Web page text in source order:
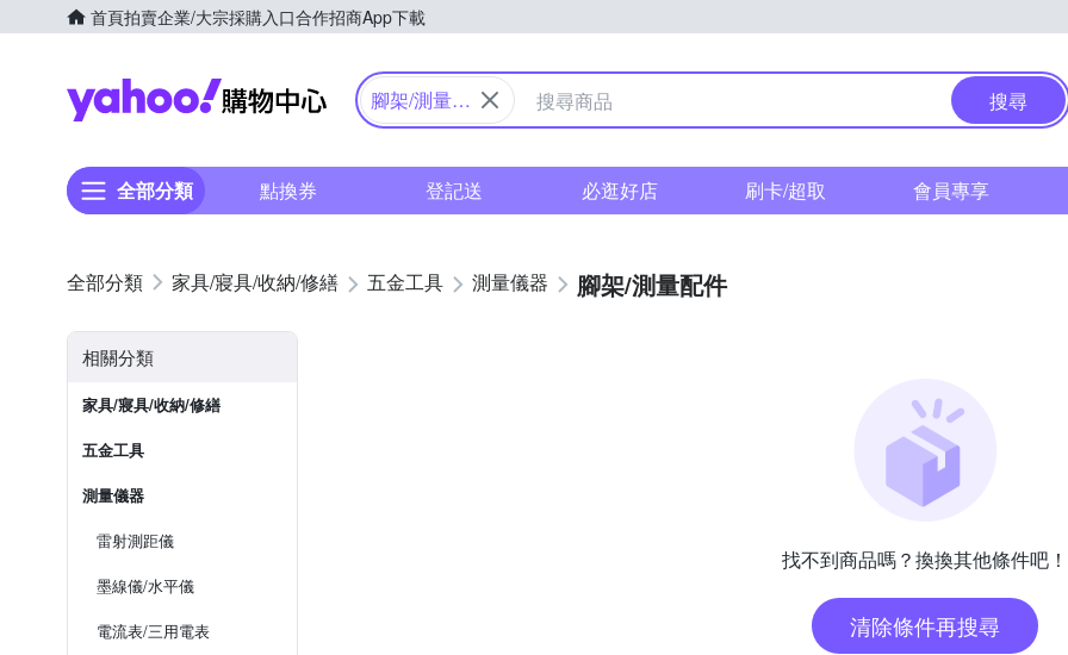
首頁拍賣企業/大宗採購入口合作招商App下載
Yahoo購物中心
腳架/測量配
搜尋
全部分類 點換券 登記送 必逛好店 刷卡/超取 會員專享
家具/寢具/收納/修繕 五金工具 測量儀器 腳架/測量配件
相關分類
家具/寢具/收納/修繕
五金工具
測量儀器
雷射測距儀
墨線儀/水平儀
電流表/三用電表
找不到商品嗎？換換其他條件吧！
清除條件再搜尋